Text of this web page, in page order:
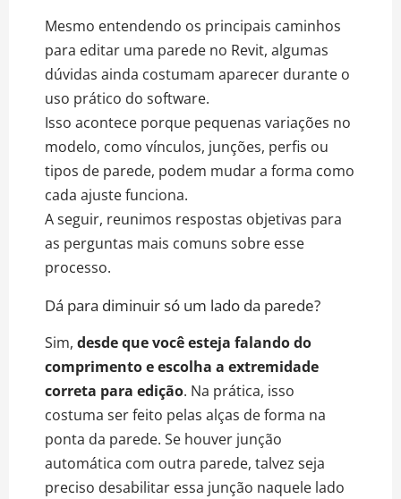
Mesmo entendendo os principais caminhos
para editar uma parede no Revit, algumas
dúvidas ainda costumam aparecer durante o
uso prático do software.
Isso acontece porque pequenas variações no
modelo, como vínculos, junções, perfis ou
tipos de parede, podem mudar a forma como
cada ajuste funciona.
A seguir, reunimos respostas objetivas para
as perguntas mais comuns sobre esse
processo.
Dá para diminuir só um lado da parede?
Sim, desde que você esteja falando do
comprimento e escolha a extremidade
correta para edição. Na prática, isso
costuma ser feito pelas alças de forma na
ponta da parede. Se houver junção
automática com outra parede, talvez seja
preciso desabilitar essa junção naquele lado